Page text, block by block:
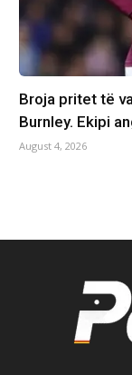
Broja pritet të
Burnley. Ekipi
August 4, 2026